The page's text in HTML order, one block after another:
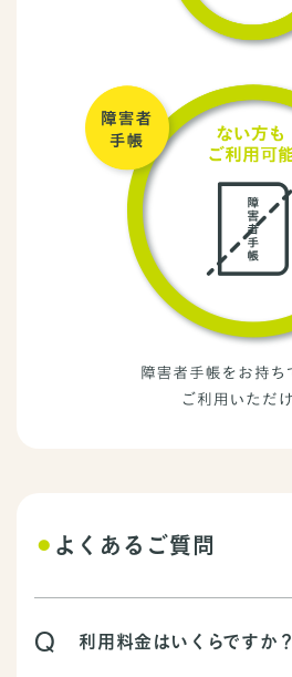
⚫︎ よくあるご質問
利用料金はいくらですか？